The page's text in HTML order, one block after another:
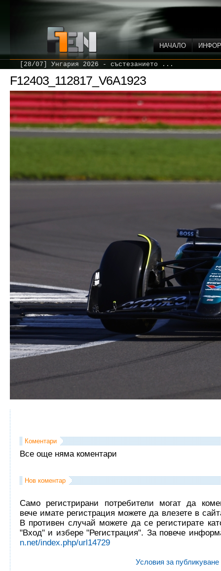
НАЧАЛО
[28/07] Унгария 2026 - състезанието ...
F12403_112817_V6A1923
Коментари
Все още няма коментари
Нов коментар
Само регистрирани потребители могат да
вече имате регистрация можете да влезете в
В противен случай можете да се регистирате
"Вход" и избере "Регистрация". За повече
n.net/index.php/url14729
Условия за